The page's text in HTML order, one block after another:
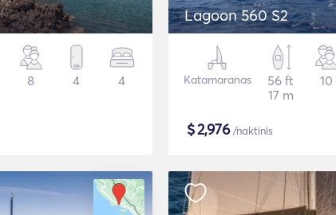
8 4 4
Lagoon 560 S2
Katamaranas
56 ft
17 m
10
$2,976/naktinis